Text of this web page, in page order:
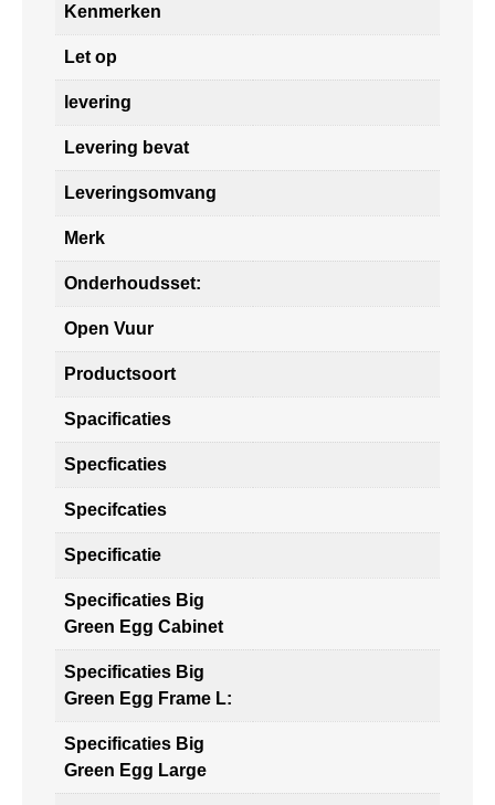
Kenmerken
Let op
levering
Levering bevat
Leveringsomvang
Merk
Onderhoudsset:
Open Vuur
Productsoort
Spacificaties
Specficaties
Specifcaties
Specificatie
Specificaties Big
Green Egg Cabinet
Specificaties Big
Green Egg Frame L:
Specificaties Big
Green Egg Large